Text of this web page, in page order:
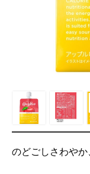
のどごしさわや